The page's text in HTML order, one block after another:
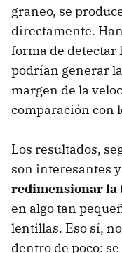
graneo, se
directamente.
forma de detectar
podrían generar
margen de la
comparación con
Los resultados,
son interesantes
redimensionar la
en algo tan
lentillas. Eso sí,
dentro de poco: